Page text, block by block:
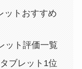
ットおすすめ
ット評価一覧
ブレット1位